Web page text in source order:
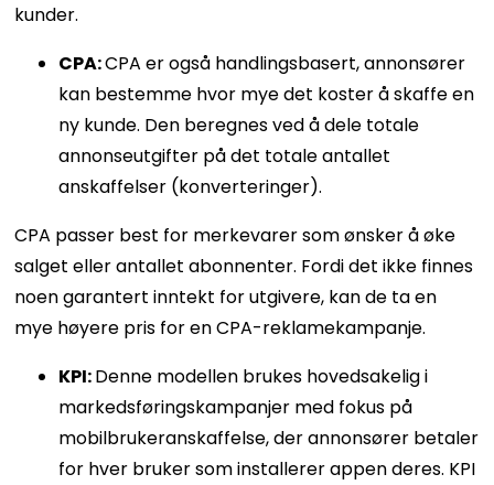
kunder.
CPA:CPA er også handlingsbasert, annonsører
kan bestemme hvor mye det koster å skaffe en
ny kunde. Den beregnes ved å dele totale
annonseutgifter på det totale antallet
anskaffelser (konverteringer).
CPA passer best for merkevarer som ønsker å øke
salget eller antallet abonnenter. Fordi det ikke finnes
noen garantert inntekt for utgivere, kan de ta en
mye høyere pris for en CPA-reklamekampanje.
KPI:Denne modellen brukes hovedsakelig i
markedsføringskampanjer med fokus på
mobilbrukeranskaffelse, der annonsører betaler
for hver bruker som installerer appen deres. KPI